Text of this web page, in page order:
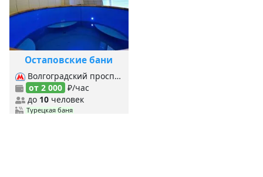
Остаповские бани
Волгоградский проспект, Кузьминки, Пролетарская, Текстильщики (б. Кольцевая), Текстильщики (Таг.-Краснопр.), Кожуховская, Угрешская,
от 2 000 ₽/час
до 10 человек
Турецкая баня